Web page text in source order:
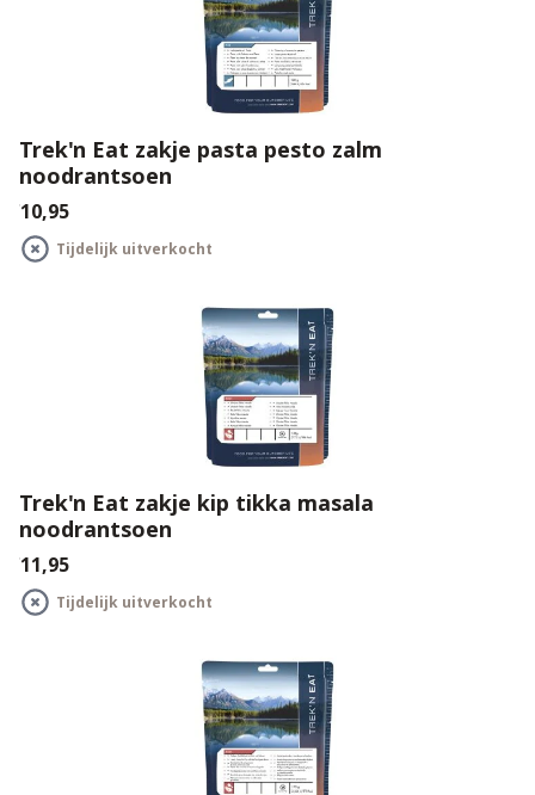
Trek'n Eat zakje pasta pesto zalm
noodrantsoen
€10,95
Tijdelijk uitverkocht
Trek'n Eat zakje kip tikka masala
noodrantsoen
€11,95
Tijdelijk uitverkocht